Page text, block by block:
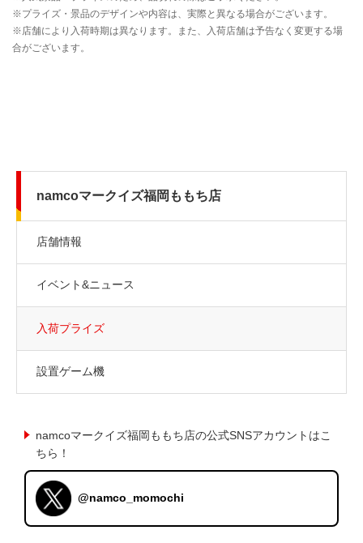
namcoマークイズ福岡ももち店
店舗情報
イベント&ニュース
入荷プライズ
設置ゲーム機
namcoマークイズ福岡ももち店の公式SNSアカウントはこ
ちら！
@namco_momochi